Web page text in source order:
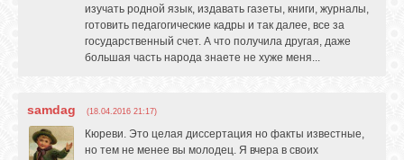
изучать родной язык, издавать газеты, книги, журналы,
готовить педагогические кадры и так далее, все за
государственный счет. А что получила другая, даже
большая часть народа знаете не хуже меня...
samdag (18.04.2016 21:17)
Кюреви. Это целая диссертация но факты известные,
но тем не менее вы молодец. Я вчера в своих